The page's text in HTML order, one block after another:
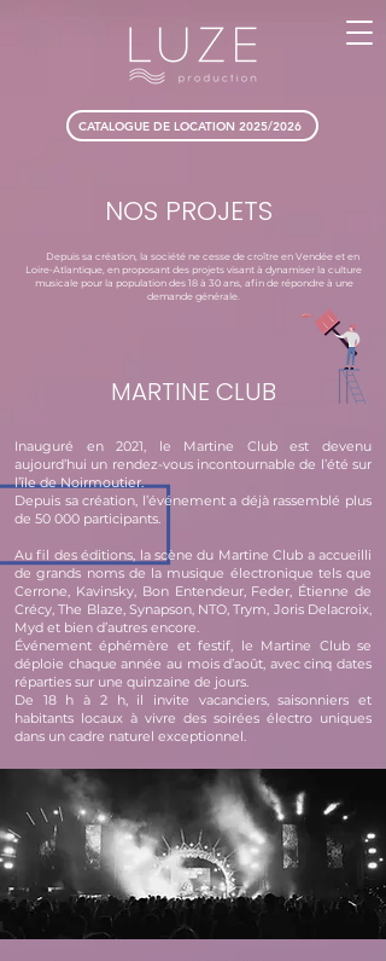
CATALOGUE DE LOCATION 2025/2026
NOS PROJETS
Depuis sa création, la société ne cesse de croître en Vendée et en
Loire-Atlantique, en proposant des projets visant à dynamiser la culture
musicale pour la population des 18 à 30 ans, afin de répondre à une
demande générale.
MARTINE CLUB
Inauguré en 2021, le Martine Club est devenu
aujourd’hui un rendez-vous incontournable de l’été sur
l’île de Noirmoutier.
Depuis sa création, l’événement a déjà rassemblé plus
de 50 000 participants.
Au fil des éditions, la scène du Martine Club a accueilli
de grands noms de la musique électronique tels que
Cerrone, Kavinsky, Bon Entendeur, Feder, Étienne de
Crécy, The Blaze, Synapson, NTO, Trym, Joris Delacroix,
Myd et bien d’autres encore.
Événement éphémère et festif, le Martine Club se
déploie chaque année au mois d’août, avec cinq dates
réparties sur une quinzaine de jours.
De 18 h à 2 h, il invite vacanciers, saisonniers et
habitants locaux à vivre des soirées électro uniques
dans un cadre naturel exceptionnel.